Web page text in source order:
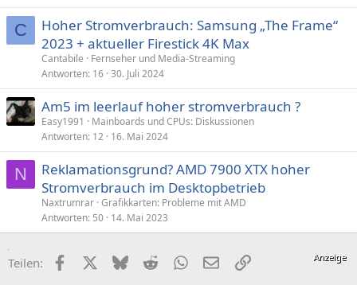
C
Hoher Stromverbrauch: Samsung „The Frame“
2023 + aktueller Firestick 4K Max
Cantabile
Fernseher und Media-Streaming
Antworten 16 30. Juli 2024
Am5 im leerlauf hoher stromverbrauch ?
Easy1991
Mainboards und CPUs: Diskussionen
Antworten 12 16. Mai 2024
N
Reklamationsgrund? AMD 7900 XTX hoher
Stromverbrauch im Desktopbetrieb
Naxtrumrar Grafikkarten: Probleme mit AMD
Antworten 50 14. Mai 2023
Teilen: FacebookX (Twitter)
BlueskyRedditWhatsApp
E-MailLink